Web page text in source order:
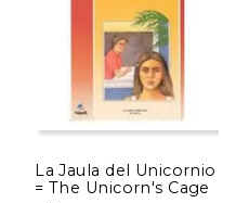
40% $ 31.48
La Jaula del Unicornio
= The Unicorn's Cage